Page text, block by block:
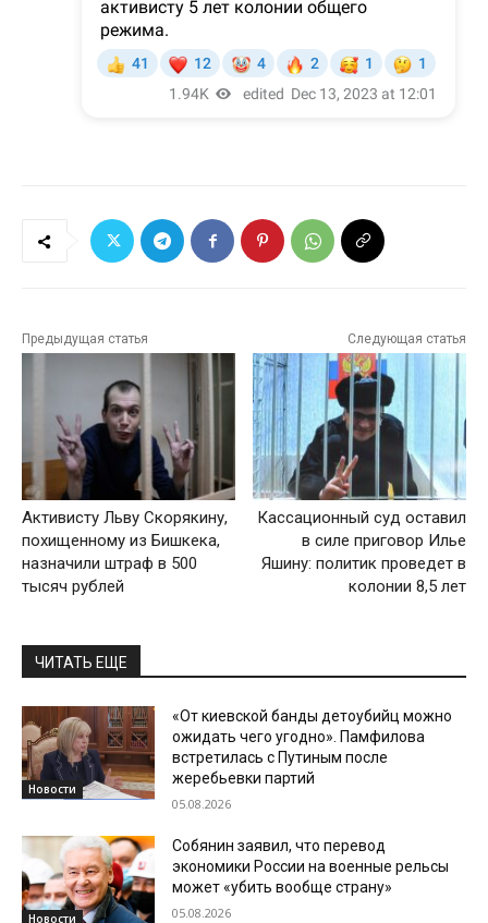
Предыдущая статья
Активисту Льву Скорякину,
похищенному из Бишкека,
назначили штраф в 500
тысяч рублей
Следующая статья
Кассационный суд оставил
в силе приговор Илье
Яшину: политик проведет в
колонии 8,5 лет
ЧИТАТЬ ЕЩЕ
Новости
«От киевской банды детоубийц можно
ожидать чего угодно». Памфилова
встретилась с Путиным после
жеребьевки партий
05.08.2026
Новости
Собянин заявил, что перевод
экономики России на военные рельсы
может «убить вообще страну»
05.08.2026